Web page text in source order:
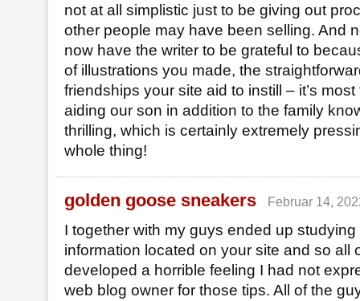
not at all simplistic just to be giving out
other people may have been selling. And
now have the writer to be grateful to
of illustrations you made, the
friendships your site aid to instill – it’s
aiding our son in addition to the family
thrilling, which is certainly extremely
whole thing!
golden goose sneakers Februar 14,
I together with my guys ended up studying
information located on your site and so all
developed a horrible feeling I had not
web blog owner for those tips. All of the